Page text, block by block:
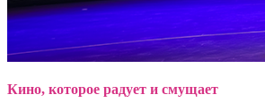
Кино, которое радует и смущает